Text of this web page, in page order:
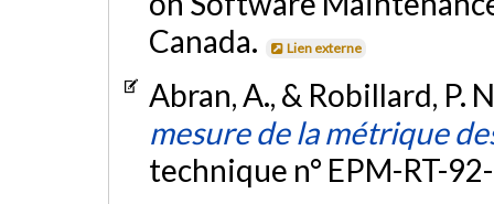
Canada.
Lien externe
Abran, A., & Robillard, P.
mesure de la métrique
technique n° EPM-RT-